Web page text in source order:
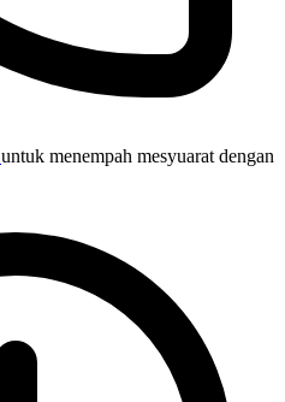
untuk menempah mesyuarat dengan